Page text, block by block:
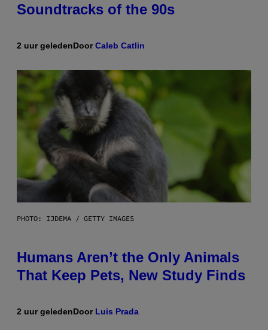
Soundtracks of the 90s
2 uur geledenDoorCaleb Catlin
PHOTO: IJDEMA / GETTY IMAGES
Humans Aren’t the Only Animals
That Keep Pets, New Study Finds
2 uur geledenDoor Luis Prada